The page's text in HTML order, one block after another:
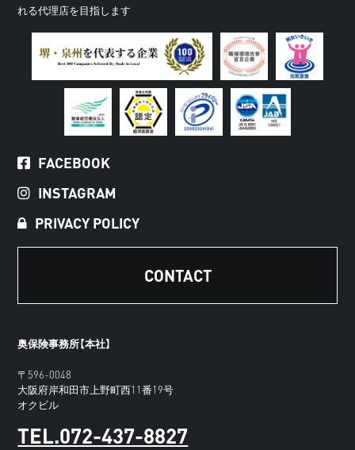
れる代理店を目指します
FACEBOOK
INSTAGRAM
PRIVACY POLICY
CONTACT
奥保険事務所【本社】
〒596-0048
大阪府岸和田市上野町西11番19号
オクビル
TEL.072-437-8827